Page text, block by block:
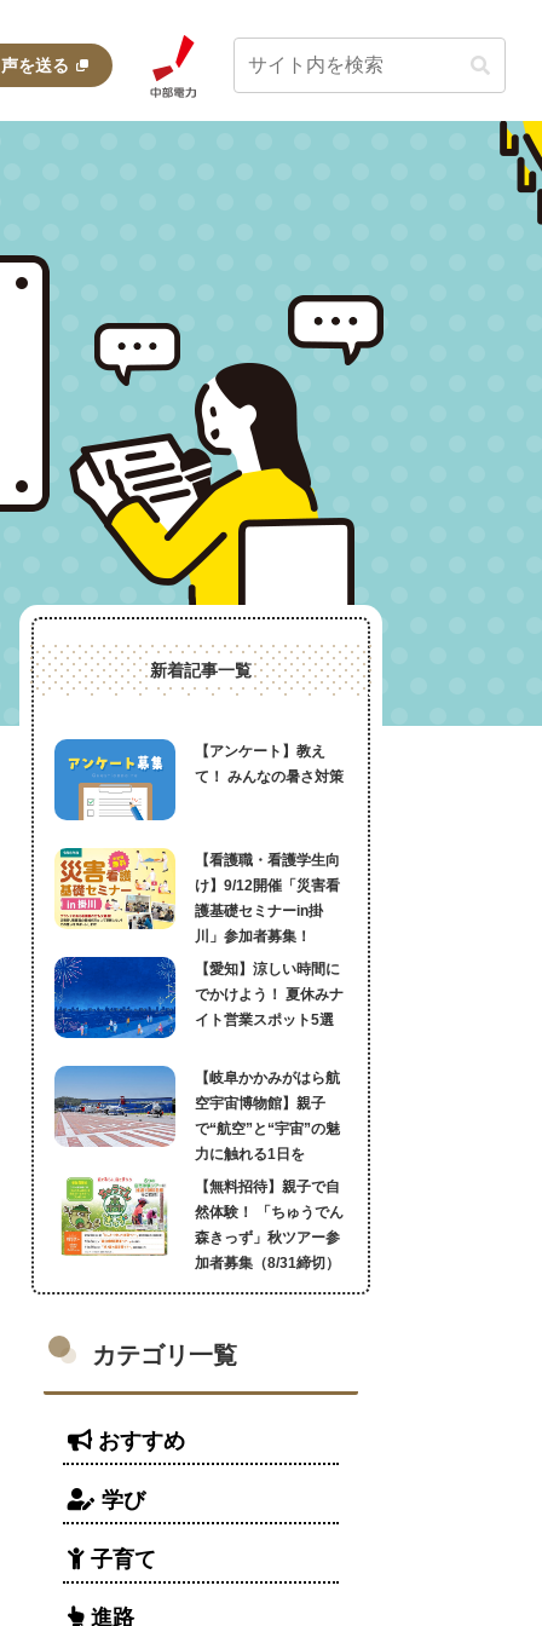
を送る
新着記事一覧
【アンケート】教え
て！ みんなの暑さ対策
【看護職・看護学生向
け】9/12開催「災害看
護基礎セミナーin掛
川」参加者募集！
【愛知】涼しい時間に
でかけよう！ 夏休みナ
イト営業スポット5選
【岐阜かかみがはら航
空宇宙博物館】親子
で“航空”と“宇宙”の魅
力に触れる1日を
【無料招待】親子で自
然体験！ 「ちゅうでん
森きっず」秋ツアー参
加者募集（8/31締切）
カテゴリ一覧
おすすめ
学び
子育て
進路